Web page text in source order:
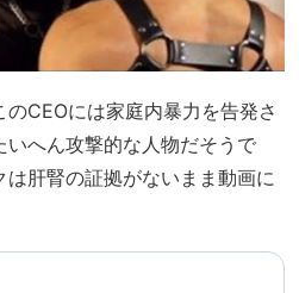
のCEOには家庭内暴力を告発さ
へん攻撃的な人物だそうで
肝腎の証拠がないまま動画に